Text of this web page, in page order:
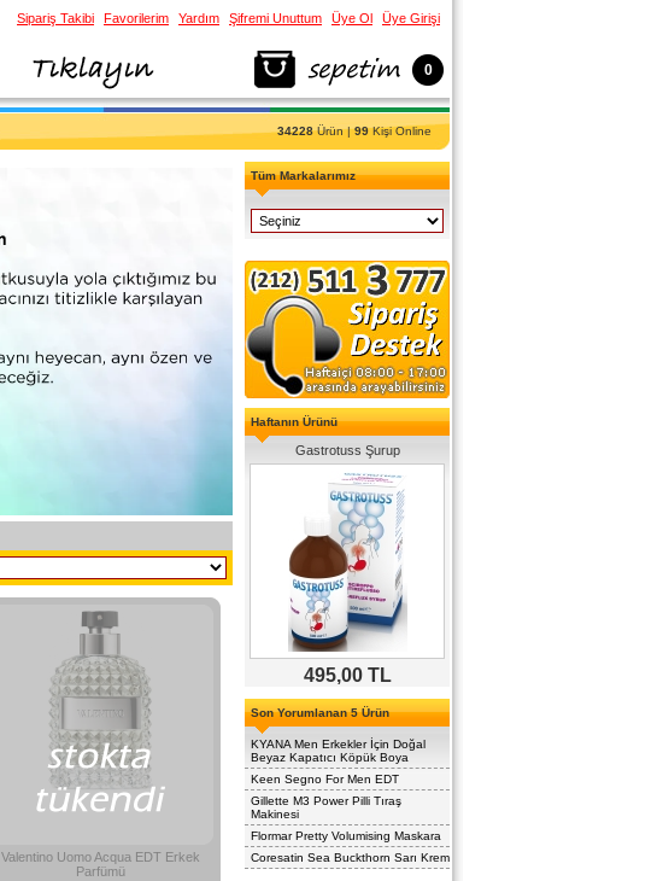
34228Ürün |99Kişi Online
Valentino Uomo Acqua EDT Erkek
Parfümü
Tüm Markalarımız
Haftanın Ürünü
Gastrotuss Şurup
495,00 TL
Son Yorumlanan 5 Ürün
KYANA Men Erkekler İçin Doğal
Beyaz Kapatıcı Köpük Boya
Keen Segno For Men EDT
Gillette M3 Power Pilli Tıraş
Makinesi
Flormar Pretty Volumising Maskara
Coresatin Sea Buckthorn Sarı Krem
Sipariş Takibi Favorilerim Yardım Şifremi Unuttum Üye Ol Üye Girişi
0